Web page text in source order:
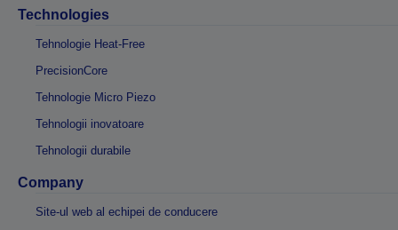
Technologies
Tehnologie Heat-Free
PrecisionCore
Tehnologie Micro Piezo
Tehnologii inovatoare
Tehnologii durabile
Company
Site-ul web al echipei de conducere